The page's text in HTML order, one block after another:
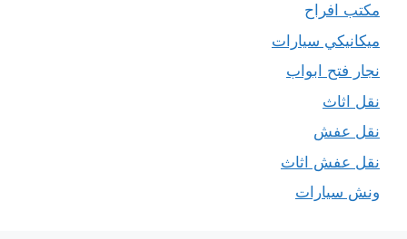
مكتب افراح
ميكانيكي سيارات
نجار فتح ابواب
نقل اثاث
نقل عفش
نقل عفش اثاث
ونش سيارات